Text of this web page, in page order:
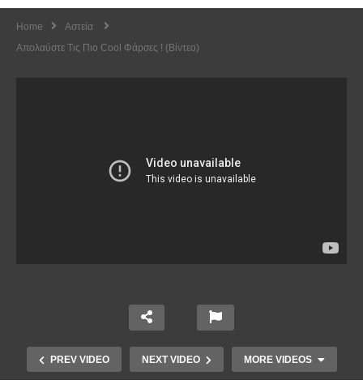
Home
Αστεία
Απολαύστε Τις Πιο Cool Φάρσες ! (Βίντεο)
PREV VIDEO NEXT VIDEO MORE VIDEOS